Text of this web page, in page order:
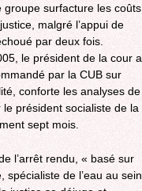
surfacture les coûts
malgré l’appui de
par deux fois.
le président de la cour a
par la CUB sur
conforte les analyses de
le président socialiste de la
sept mois.
l’arrêt rendu, « basé sur
de l’eau au sein